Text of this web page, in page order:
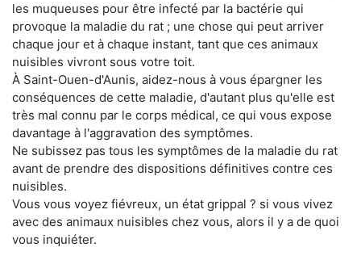
les muqueuses pour être infecté par la bactérie qui
provoque la maladie du rat ; une chose qui peut arriver
chaque jour et à chaque instant, tant que ces animaux
nuisibles vivront sous votre toit.
À Saint-Ouen-d'Aunis, aidez-nous à vous épargner les
conséquences de cette maladie, d'autant plus qu'elle est
très mal connu par le corps médical, ce qui vous expose
davantage à l'aggravation des symptômes.
Ne subissez pas tous les symptômes de la maladie du rat
avant de prendre des dispositions définitives contre ces
nuisibles.
Vous vous voyez fiévreux, un état grippal ? si vous vivez
avec des animaux nuisibles chez vous, alors il y a de quoi
vous inquiéter.